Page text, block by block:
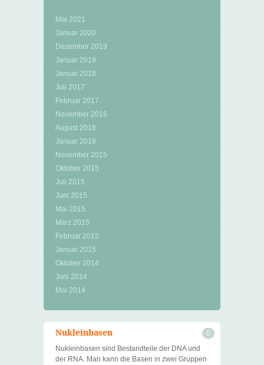
Mai 2021
Januar 2020
Dezember 2019
Januar 2019
Januar 2018
Juli 2017
Februar 2017
November 2016
August 2016
Januar 2016
November 2015
Oktober 2015
Juli 2015
Juni 2015
Mai 2015
März 2015
Februar 2015
Januar 2015
Oktober 2014
Juni 2014
Mai 2014
Nukleinbasen
0
Nukleinbasen sind Bestandteile der DNA und
der RNA. Man kann die Basen in zwei Gruppen